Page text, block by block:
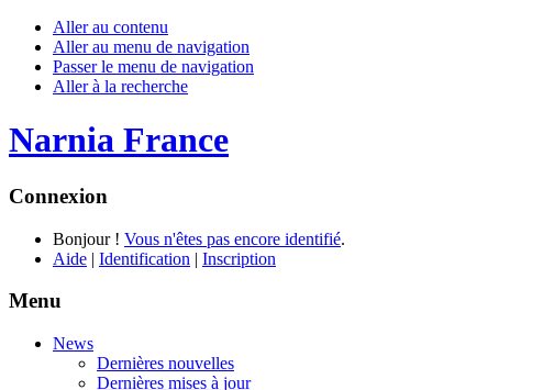
Aller au contenu
Aller au menu de navigation
Passer le menu de navigation
Aller à la recherche
Narnia France
Connexion
Bonjour ! Vous n'êtes pas encore identifié.
Aide | Identification | Inscription
Menu
News
Dernières nouvelles
Dernières mises à jour